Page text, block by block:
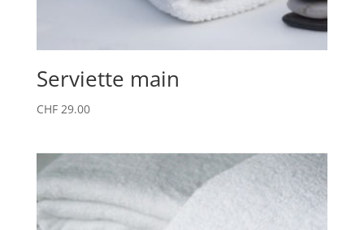
Serviette main
CHF29.00